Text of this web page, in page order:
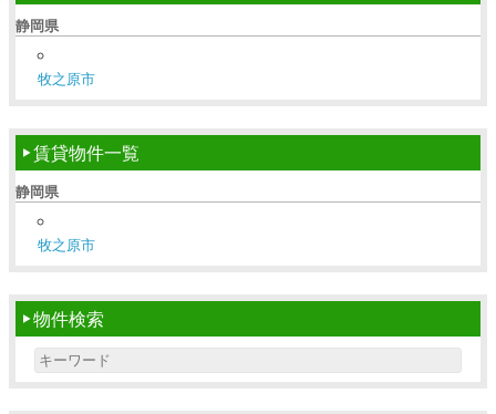
静岡県
牧之原市
賃貸物件一覧
静岡県
牧之原市
物件検索
Search for: